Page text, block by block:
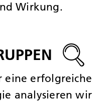
Wirkung.
eine erfolgreiche
analysieren wir